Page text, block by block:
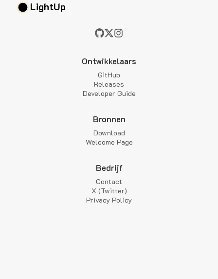
LightUp
Ontwikkelaars
GitHub
Releases
Developer Guide
Bronnen
Download
Welcome Page
Bedrijf
Contact
X (Twitter)
Privacy Policy